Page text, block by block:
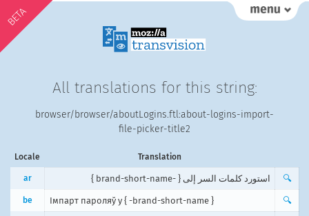
BETA
All translations for this string:
browser/browser/aboutLogins.ftl:about-logins-import-
file-picker-title2
Locale Translation
ar استورد كلمات السر إلى { -brand-short-name } 🔍
be Імпарт пароляў у { -brand-short-name } 🔍